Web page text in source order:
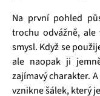
Na první pohled
trochu odvážně,
smysl. Když se
ale naopak ji
zajímavý charakter.
vznikne šálek, který